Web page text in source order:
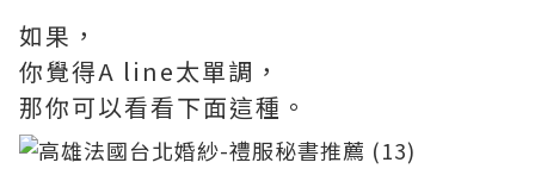
如果，
你覺得A line太單調，
那你可以看看下面這種。